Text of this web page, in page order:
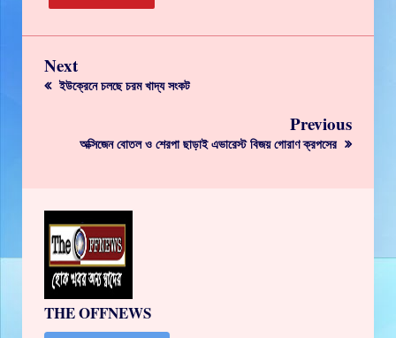
Next
ইউক্রেনে চলছে চরম খাদ্য সংকট
Previous
অক্সিজেন বোতল ও শেরপা ছাড়াই এভারেস্ট বিজয় গোরাণ ক্রপসের
THE OFFNEWS